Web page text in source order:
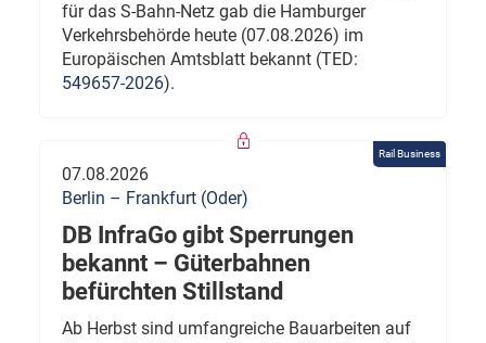
für das S-Bahn-Netz gab die Hamburger
Verkehrsbehörde heute (07.08.2026) im
Europäischen Amtsblatt bekannt (TED:
549657-2026).
Rail Business
07.08.2026
Berlin – Frankfurt (Oder)
DB InfraGo gibt Sperrungen
bekannt – Güterbahnen
befürchten Stillstand
Ab Herbst sind umfangreiche Bauarbeiten auf